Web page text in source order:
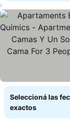
Seleccioná las
exactos